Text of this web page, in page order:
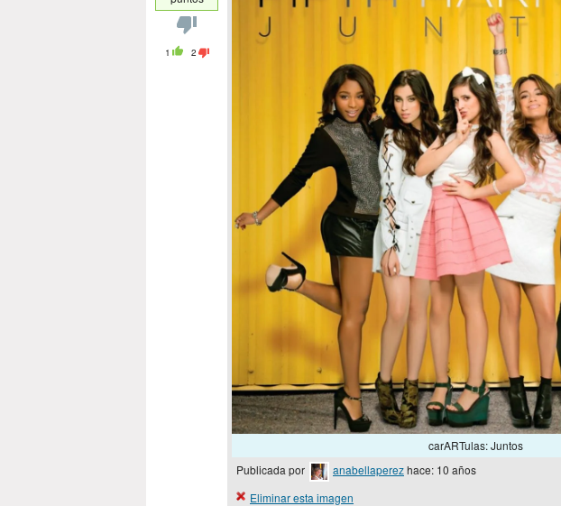
1 2
carARTulas: Juntos
Publicada por anabellaperezhace: 10 años
Eliminar esta imagen